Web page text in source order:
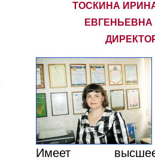
ТОСКИНА
ЕВГЕНЬЕВНА
Имеет